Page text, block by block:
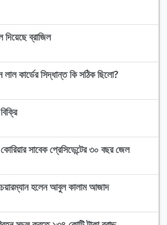
ব্রাজিল
লাল কার্ডের সিদ্ধান্ত কি সঠিক ছিলো?
সাবেক প্রেসিডেন্টের ৩০ বছর জেল
হলেন আবুল কালাম আজাদ